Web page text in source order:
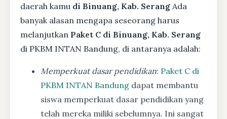
daerah kamu di Binuang, Kab. Serang Ada
banyak alasan mengapa seseorang harus
melanjutkan Paket C di Binuang, Kab. Serang
di PKBM INTAN Bandung, di antaranya adalah:
Memperkuat dasar pendidikan: Paket C di
PKBM INTAN Bandung dapat membantu
siswa memperkuat dasar pendidikan yang
telah mereka miliki sebelumnya. Ini sangat